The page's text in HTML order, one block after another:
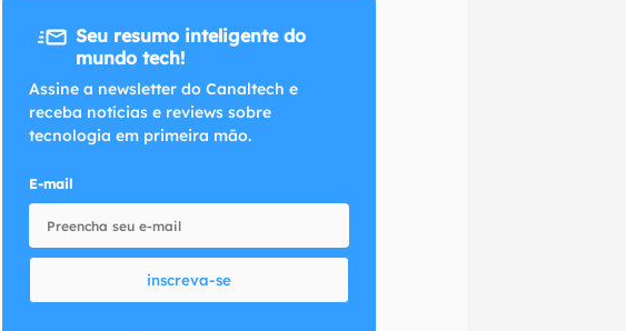
Seu resumo inteligente do
mundo tech!
Assine a newsletter do Canaltech e
receba notícias e reviews sobre
tecnologia em primeira mão.
E-mail
inscreva-se